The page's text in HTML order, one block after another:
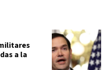
a la